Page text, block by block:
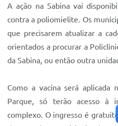
A ação na Sabina vai
contra a poliomielite. Os
que precisarem atualizar a
orientados a procurar a
da Sabina, ou então outra
Como a vacina será aplicada
Parque, só terão acesso à
complexo. O ingresso é